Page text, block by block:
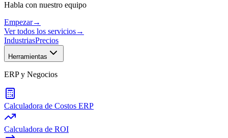
Habla con nuestro equipo
Empezar→
Ver todos los servicios→
IndustriasPrecios
Herramientas
ERP y Negocios
Calculadora de Costos ERP
Calculadora de ROI